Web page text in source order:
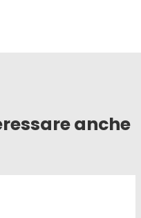
anche